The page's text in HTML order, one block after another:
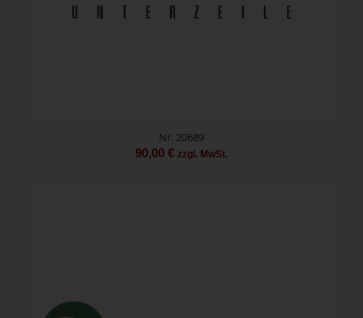
Nr. 20689
90,00 € zzgl. MwSt.